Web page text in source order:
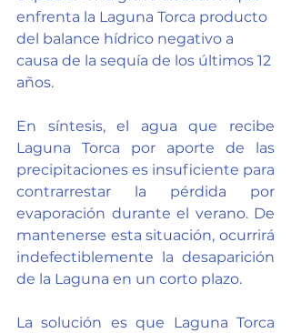
enfrenta la Laguna Torca producto
del balance hídrico negativo a
causa de la sequía de los últimos 12
años.
En síntesis, el agua que recibe
Laguna Torca por aporte de las
precipitaciones es insuficiente para
contrarrestar la pérdida por
evaporación durante el verano. De
mantenerse esta situación, ocurrirá
indefectiblemente la desaparición
de la Laguna en un corto plazo.
La solución es que Laguna Torca